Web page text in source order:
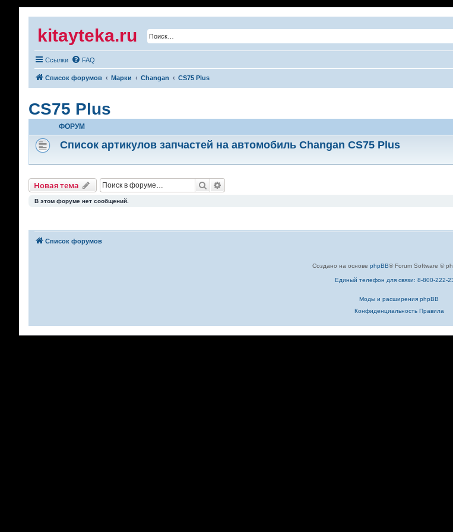
kitayteka.ru
Ссылки FAQ
Список форумов Марки Changan CS75 Plus
CS75 Plus
ФОРУМ
Список артикулов запчастей на автомобиль Changan CS75 Plus
Новая тема Поиск
В этом форуме нет сообщений.
Список форумов
Создано на основе phpBB® Forum Software ©
Единый телефон для связи: 8-800-222-
Моды и расширения phpBB
Конфиденциальность Правила